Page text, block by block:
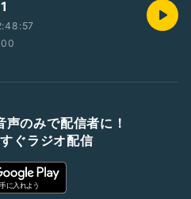
のみで配信者に！
ぐラジオ配信